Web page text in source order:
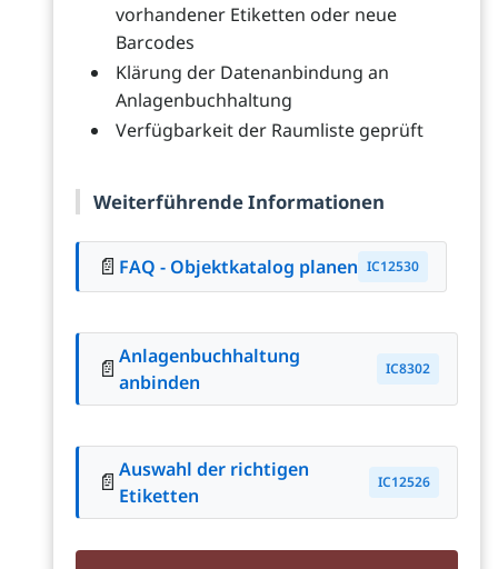
vorhandener Etiketten oder neue
Barcodes
Klärung der Datenanbindung an
Anlagenbuchhaltung
Verfügbarkeit der Raumliste geprüft
Weiterführende Informationen
📄 FAQ - Objektkatalog planen IC12530
📄 Anlagenbuchhaltung
anbinden
IC8302
📄 Auswahl der richtigen
Etiketten
IC12526